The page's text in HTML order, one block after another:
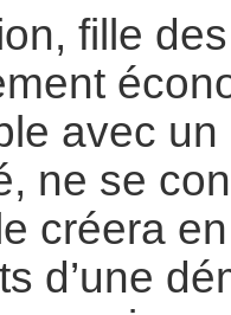
fille
avec
ne se
créera
d’une